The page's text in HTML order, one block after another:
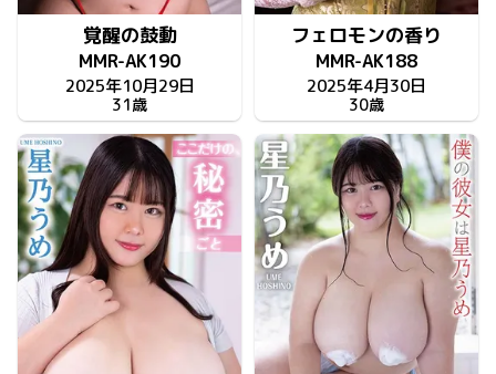
覚醒の鼓動
MMR-AK190
2025年10月29日
31歳
フェロモンの香り
MMR-AK188
2025年4月30日
30歳